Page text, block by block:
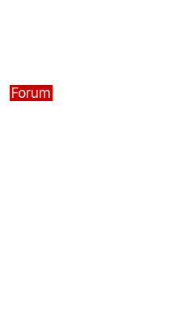
Forum